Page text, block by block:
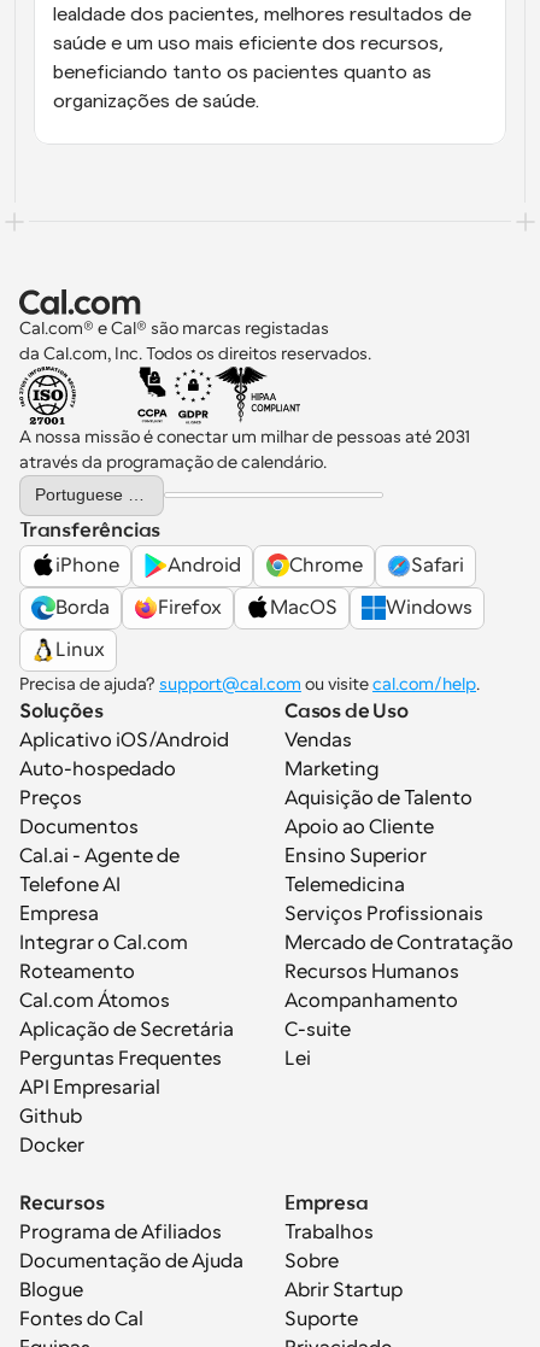
lealdade dos pacientes, melhores resultados de
saúde e um uso mais eficiente dos recursos,
beneficiando tanto os pacientes quanto as
organizações de saúde.
Cal.com® e Cal® são marcas registadas
da Cal.com, Inc. Todos os direitos reservados.
A nossa missão é conectar um milhar de pessoas até 2031
através da programação de calendário.
Select Language
Portuguese (Portugal)
Transferências
iPhone
Android Chrome
Safari
Borda
Firefox MacOS
Windows
Linux
Precisa de ajuda? support@cal.com ou visite cal.com/help.
Soluções
Aplicativo iOS/Android
Auto-hospedado
Preços
Documentos
Cal.ai - Agente de
Telefone AI
Empresa
Integrar o Cal.com
Roteamento
Cal.com Átomos
Aplicação de Secretária
Perguntas Frequentes
API Empresarial
Github
Docker
Casos de Uso
Vendas
Marketing
Aquisição de Talento
Apoio ao Cliente
Ensino Superior
Telemedicina
Serviços Profissionais
Mercado de Contratação
Recursos Humanos
Acompanhamento
C-suite
Lei
Recursos
Programa de Afiliados
Documentação de Ajuda
Blogue
Fontes do Cal
Empresa
Trabalhos
Sobre
Abrir Startup
Suporte